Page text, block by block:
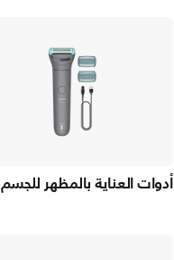
أدوات العناية بالمظهر للجسم